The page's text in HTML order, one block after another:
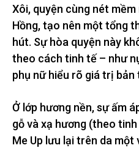
Xôi, quyện cùng nét
Hồng, tạo nên một tổng
hút. Sự hòa quyện này
theo cách tinh tế – như
phụ nữ hiểu rõ giá trị bản
Ở lớp hương nền, sự ấm
gỗ và xạ hương (theo
Me Up lưu lại trên da